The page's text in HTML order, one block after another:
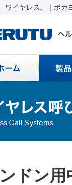
ワイヤレス。｜ポカ
ドン用